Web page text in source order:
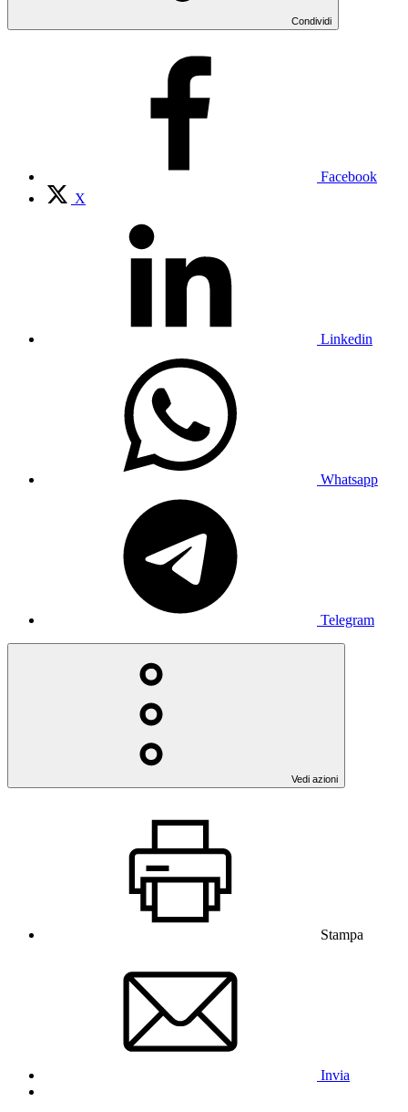
Condividi
Facebook
X
Linkedin
Whatsapp
Telegram
Vedi azioni
Stampa
Invia